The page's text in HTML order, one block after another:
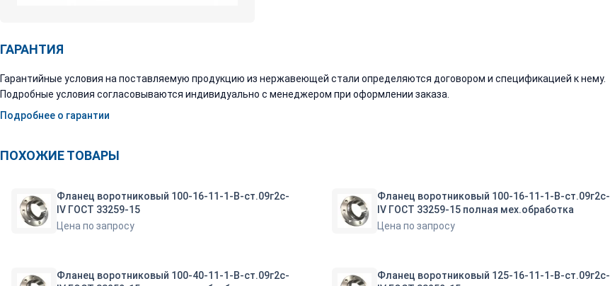
ГАРАНТИЯ
Гарантийные условия на поставляемую продукцию из нержавеющей стали определяются договором и спецификацией к нему.
Подробные условия согласовываются индивидуально с менеджером при оформлении заказа.
Подробнее о гарантии
ПОХОЖИЕ ТОВАРЫ
Фланец воротниковый 100-16-11-1-B-ст.09г2с-
IV ГОСТ 33259-15
Цена по запросу
Фланец воротниковый 100-16-11-1-B-ст.09г2с-
IV ГОСТ 33259-15 полная мех.обработка
Цена по запросу
Фланец воротниковый 100-40-11-1-B-ст.09г2с-
Фланец воротниковый 125-16-11-1-B-ст.09г2с-